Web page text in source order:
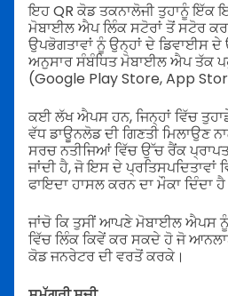
ਇਹ QR ਕੋਡ ਤਕਨਾਲੋਜੀ ਤੁਹਾਨੂੰ ਇੱਕ
ਮੋਬਾਈਲ ਐਪ ਲਿੰਕ ਸਟੋਰਾਂ ਤੋਂ ਸਟੋਰ
ਉਪਭੋਗਤਾਵਾਂ ਨੂੰ ਉਨ੍ਹਾਂ ਦੇ ਡਿਵਾਈਸ
ਅਨੁਸਾਰ ਸੰਬੰਧਿਤ ਮੋਬਾਈਲ ਐਪ ਤੱਕ
(Google Play Store, App
ਕਈ ਲੱਖ ਐਪਸ ਹਨ, ਜਿਨ੍ਹਾਂ ਵਿੱਚ
ਵੱਧ ਡਾਊਨਲੋਡ ਦੀ ਗਿਣਤੀ ਮਿਲਾਉਣ
ਸਰਚ ਨਤੀਜਿਆਂ ਵਿੱਚ ਉੱਚ ਰੈਂਕ
ਜਾਂਦੀ ਹੈ, ਜੋ ਇਸ ਦੇ ਪ੍ਰਤਿਸਪਦਿਤਾਵਾਂ
ਫਾਇਦਾ ਹਾਸਲ ਕਰਨ ਦਾ ਮੌਕਾ ਦਿੰਦਾ
ਜਾਂਚੋ ਕਿ ਤੁਸੀਂ ਆਪਣੇ ਮੋਬਾਈਲ ਐਪਸ
ਵਿੱਚ ਲਿੰਕ ਕਿਵੇਂ ਕਰ ਸਕਦੇ ਹੋ ਜੋ
ਕੋਡ ਜਨਰੇਟਰ ਦੀ ਵਰਤੋਂ ਕਰਕੇ।